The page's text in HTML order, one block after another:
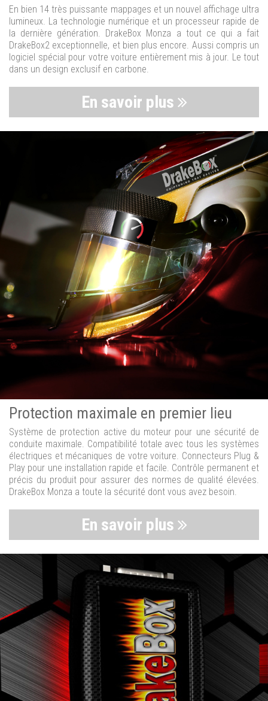
En bien 14 très puissante mappages et un nouvel affichage ultra
lumineux. La technologie numérique et un processeur rapide de
la dernière génération. DrakeBox Monza a tout ce qui a fait
DrakeBox2 exceptionnelle, et bien plus encore. Aussi compris un
logiciel spécial pour votre voiture entièrement mis à jour. Le tout
dans un design exclusif en carbone.
En savoir plus
Protection maximale en premier lieu
Système de protection active du moteur pour une sécurité de
conduite maximale. Compatibilité totale avec tous les systèmes
électriques et mécaniques de votre voiture. Connecteurs Plug &
Play pour une installation rapide et facile. Contrôle permanent et
précis du produit pour assurer des normes de qualité élevées.
DrakeBox Monza a toute la sécurité dont vous avez besoin.
En savoir plus